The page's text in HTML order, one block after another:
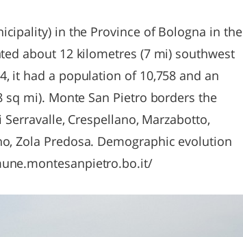
in the Province of Bologna in the
about 12 kilometres (7 mi) southwest
it had a population of 10,758 and an
mi). Monte San Pietro borders the
Crespellano, Marzabotto,
Zola Predosa. Demographic evolution